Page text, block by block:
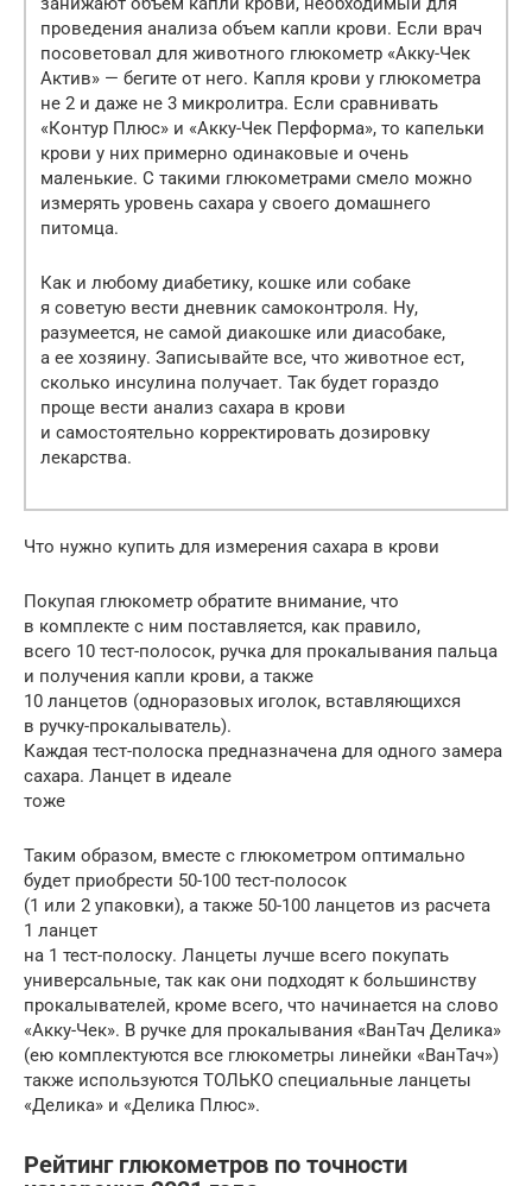
проведения анализа объем капли крови. Если врач
посоветовал для животного глюкометр «Акку-Чек
Актив» — бегите от него. Капля крови у глюкометра
не 2 и даже не 3 микролитра. Если сравнивать
«Контур Плюс» и «Акку-Чек Перформа», то капельки
крови у них примерно одинаковые и очень
маленькие. С такими глюкометрами смело можно
измерять уровень сахара у своего домашнего
питомца.
Как и любому диабетику, кошке или собаке
я советую вести дневник самоконтроля. Ну,
разумеется, не самой диакошке или диасобаке,
а ее хозяину. Записывайте все, что животное ест,
сколько инсулина получает. Так будет гораздо
проще вести анализ сахара в крови
и самостоятельно корректировать дозировку
лекарства.
Что нужно купить для измерения сахара в крови
Покупая глюкометр обратите внимание, что
в комплекте с ним поставляется, как правило,
всего 10 тест-полосок, ручка для прокалывания пальца
и получения капли крови, а также
10 ланцетов (одноразовых иголок, вставляющихся
в ручку-прокалыватель).
Каждая тест-полоска предназначена для одного замера
сахара. Ланцет в идеале
тоже
Таким образом, вместе с глюкометром оптимально
будет приобрести 50-100 тест-полосок
(1 или 2 упаковки), а также 50-100 ланцетов из расчета
1 ланцет
на 1 тест-полоску. Ланцеты лучше всего покупать
универсальные, так как они подходят к большинству
прокалывателей, кроме всего, что начинается на слово
«Акку-Чек». В ручке для прокалывания «ВанТач Делика»
(ею комплектуются все глюкометры линейки «ВанТач»)
также используются ТОЛЬКО специальные ланцеты
«Делика» и «Делика Плюс».
Рейтинг глюкометров по точности